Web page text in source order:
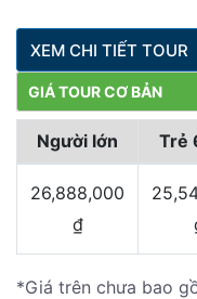
XEM CHI TIẾT TOUR
GIÁ TOUR CƠ BẢN
Người lớn Trẻ
26,888,000
₫
*Giá trên chưa bao